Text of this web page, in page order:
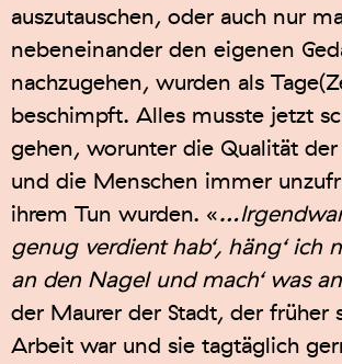
auszutauschen, oder auch nur
nebeneinander den eigenen
nachzugehen, wurden als
beschimpft. Alles musste jetzt
gehen, worunter die Qualität
und die Menschen immer
ihrem Tun wurden. «
genug verdient hab‘, häng‘ ich
an den Nagel und mach‘ was
der Maurer der Stadt, der früher
Arbeit war und sie tagtäglich